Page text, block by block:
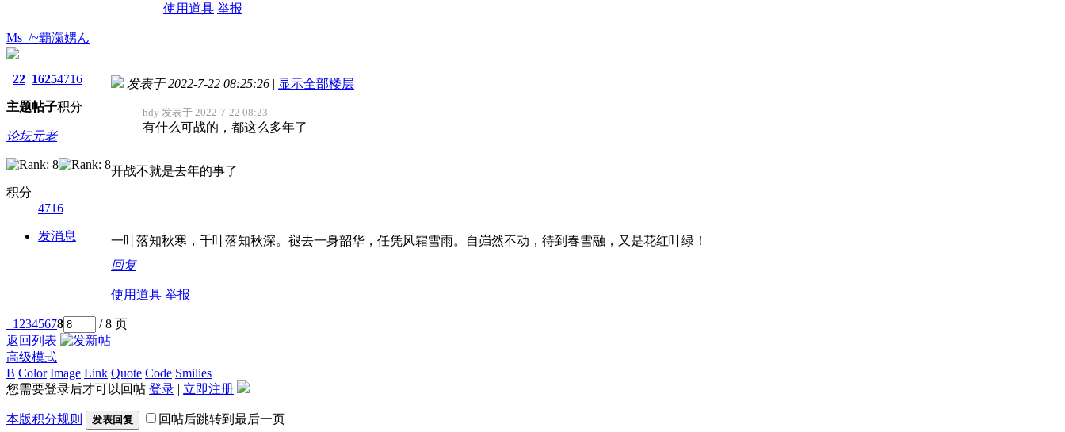
使用道具 举报
Ms_/~覇滊娚ん
22
主题
1625
帖子
4716
积分
论坛元老
积分
4716
发消息
发表于 2022-7-22 08:25:26 | 显示全部楼层
hdy 发表于 2022-7-22 08:23
有什么可战的，都这么多年了
开战不就是去年的事了
一叶落知秋寒，千叶落知秋深。褪去一身韶华，任凭风霜雪雨。自岿然不动，待到春雪融，又是花红叶绿！
回复
使用道具 举报
1 2345678
/ 8 页
返回列表
高级模式
B Color Image Link Quote Code Smilies
您需要登录后才可以回帖 登录 | 立即注册
本版积分规则 发表回复 回帖后跳转到最后一页